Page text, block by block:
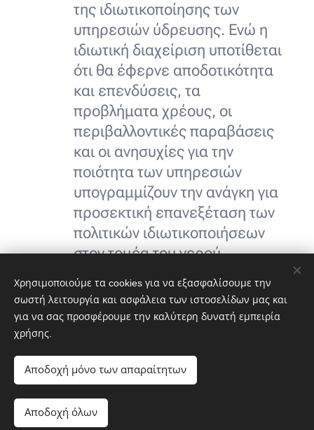
της ιδιωτικοποίησης των
υπηρεσιών ύδρευσης. Ενώ η
ιδιωτική διαχείριση υποτίθεται
ότι θα έφερνε αποδοτικότητα
και επενδύσεις, τα
προβλήματα χρέους, οι
περιβαλλοντικές παραβάσεις
και οι ανησυχίες για την
ποιότητα των υπηρεσιών
υπογραμμίζουν την ανάγκη για
προσεκτική επανεξέταση των
πολιτικών ιδιωτικοποιήσεων
στον τομέα του νερού.
Υλοποιήθηκε από τη
Δημιουργήστε δωρεάν ιστοσελίδα!
Χρησιμοποιούμε τα cookies για να εξασφαλίσουμε την
σωστή λειτουργία και ασφάλεια των ιστοσελίδων μας και
για να σας προσφέρουμε την καλύτερη δυνατή εμπειρία
χρήσης.
Αποδοχή μόνο των απαραίτητων
Αποδοχή όλων